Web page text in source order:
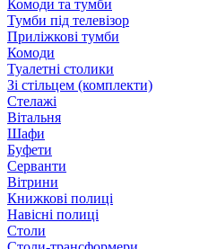
Комоди та тумби
Тумби під телевізор
Приліжкові тумби
Комоди
Туалетні столики
Зі стільцем (комплекти)
Стелажі
Вітальня
Шафи
Буфети
Серванти
Вітрини
Книжкові полиці
Навісні полиці
Столи